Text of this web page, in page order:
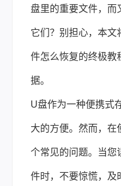
载 |
盘里的重要文件，而
它们？别担心，本文
件怎么恢复的终极教
据。
U盘作为一种便携式
大的方便。然而，在
个常见的问题。当您
件时，不要惊慌，及